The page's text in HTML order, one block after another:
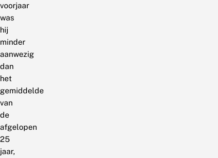
voorjaar
was
hij
minder
aanwezig
dan
het
gemiddelde
van
de
afgelopen
25
jaar,